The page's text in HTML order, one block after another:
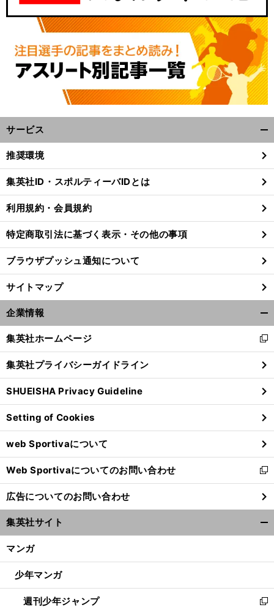
サービス
閉
る
推奨環境
集英社ID・スポルティーバIDとは
利用規約・会員規約
特定商取引法に基づく表示・その他の事項
ブラウザプッシュ通知について
サイトマップ
企業情報
閉
る
集英社ホームページ
新
し
い
ウ
ィ
ン
ド
ウ
で
開
く
集英社プライバシーガイドライン
SHUEISHA Privacy Guideline
Setting of Cookies
web Sportivaについて
Web Sportivaについてのお問い合わせ
新
し
い
ウ
ィ
ン
ウ
開
く
広告についてのお問い合わせ
集英社サイト
マンガ
少年マンガ
週刊少年ジャンプ
新